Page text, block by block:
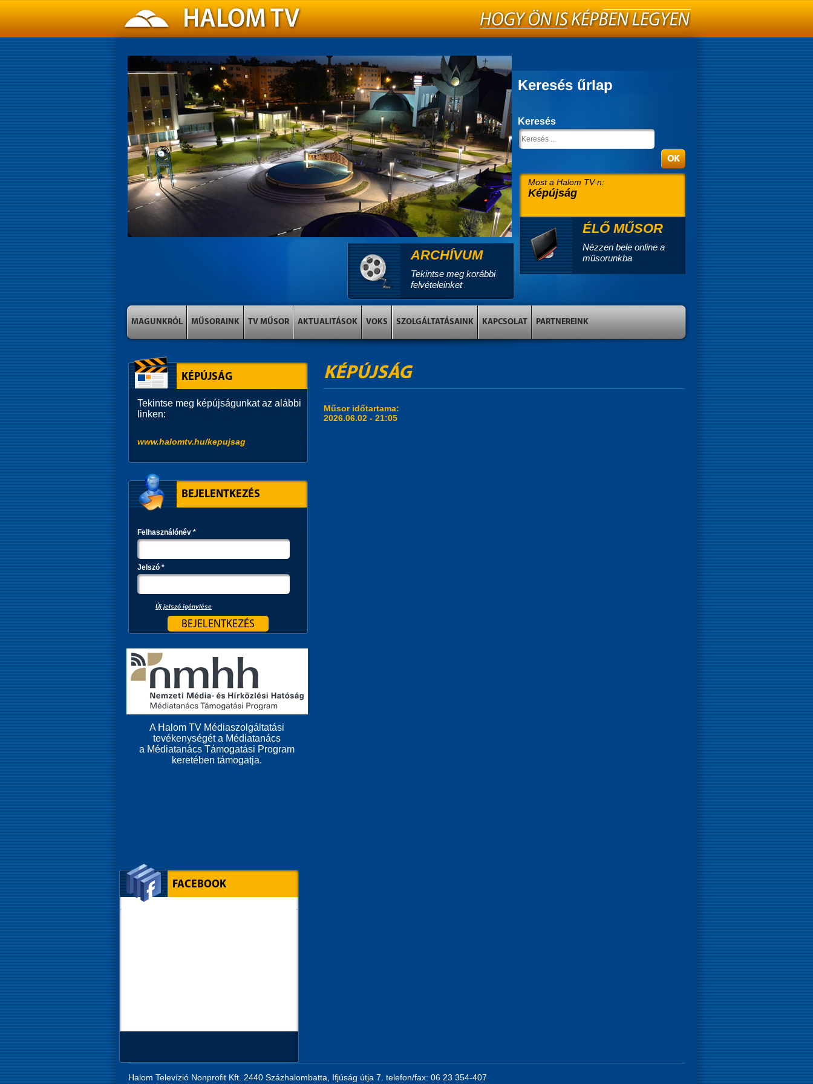
Keresés űrlap
Keresés
Most a Halom TV-n:
Képújság
ÉLŐ MŰSOR
Nézzen bele online a
műsorunkba
ARCHÍVUM
Tekintse meg korábbi
felvételeinket
MAGUNKRÓL MŰSORAINK TV MŰSOR AKTUALITÁSOK VOKS SZOLGÁLTATÁSAINK KAPCSOLAT PARTNEREINK
KÉPÚJSÁG
Műsor időtartama:
2026.06.02 - 21:05
KÉPÚJSÁG
Tekintse meg képújságunkat az alábbi
linken:
www.halomtv.hu/kepujsag
BEJELENTKEZÉS
Felhasználónév *
Jelszó *
Új jelszó igénylése
A Halom TV Médiaszolgáltatási
tevékenységét a Médiatanács
a Médiatanács Támogatási Program
keretében támogatja.
FACEBOOK
Halom Televízió Nonprofit Kft. 2440 Százhalombatta, Ifjúság útja 7. telefon/fax: 06 23 354-407